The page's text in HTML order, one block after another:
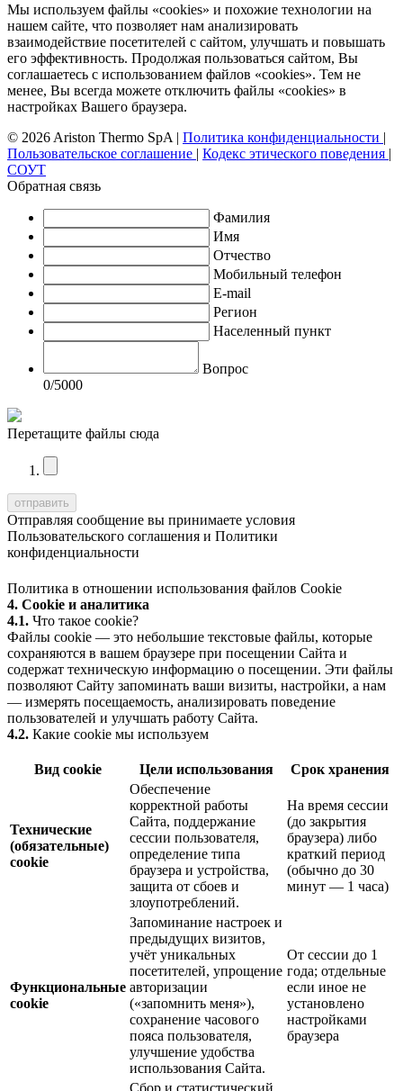
Мы используем файлы «cookies» и похожие технологии на
нашем сайте, что позволяет нам анализировать
взаимодействие посетителей с сайтом, улучшать и повышать
его эффективность. Продолжая пользоваться сайтом, Вы
соглашаетесь с использованием файлов «cookies». Тем не
менее, Вы всегда можете отключить файлы «cookies» в
настройках Вашего браузера.
© 2026 Ariston Thermo SpA | Политика конфиденциальности |
Пользовательское соглашение | Кодекс этического поведения |
СОУТ
Обратная связь
Фамилия
Имя
Отчество
Мобильный телефон
E-mail
Регион
Населенный пункт
Вопрос
0/5000
Перетащите файлы сюда
Отправляя сообщение вы принимаете условия
Пользовательского соглашения и Политики
конфиденциальности
Политика в отношении использования файлов Cookie
4. Cookie и аналитика
4.1. Что такое cookie?
Файлы cookie — это небольшие текстовые файлы, которые
сохраняются в вашем браузере при посещении Сайта и
содержат техническую информацию о посещении. Эти файлы
позволяют Сайту запоминать ваши визиты, настройки, а нам
— измерять посещаемость, анализировать поведение
пользователей и улучшать работу Сайта.
4.2. Какие cookie мы используем
Вид cookie Цели использования Срок хранения
Технические
(обязательные)
cookie
Обеспечение
корректной работы
Сайта, поддержание
сессии пользователя,
определение типа
браузера и устройства,
защита от сбоев и
злоупотреблений.
На время сессии
(до закрытия
браузера) либо
краткий период
(обычно до 30
минут — 1 часа)
Функциональные
cookie
Запоминание настроек и
предыдущих визитов,
учёт уникальных
посетителей, упрощение
авторизации
(«запомнить меня»),
сохранение часового
пояса пользователя,
улучшение удобства
использования Сайта.
От сессии до 1
года; отдельные
если иное не
установлено
настройками
браузера
Сбор и статистический